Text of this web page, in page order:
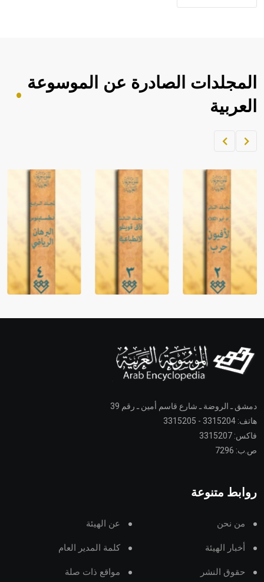
المجلدات الصادرة عن الموسوعة
العربية
دمشق ـ الروضة ـ شارع قاسم أمين ـ رقم 39
هاتف: 3315204 - 3315205
فاكس: 3315207
ص.ب: 7296
روابط متنوعة
من نحن عن الهيئة
أخبار الهيئة كلمة المدير العام
حقوق النشر مواقع ذات صلة